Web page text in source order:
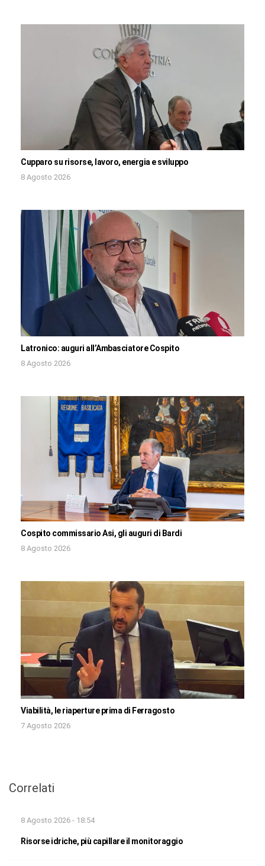
Cupparo su risorse, lavoro, energia e sviluppo
8 Agosto 2026
Latronico: auguri all’Ambasciatore Cospito
8 Agosto 2026
Cospito commissario Asi, gli auguri di Bardi
8 Agosto 2026
Viabilità, le riaperture prima di Ferragosto
7 Agosto 2026
Correlati
8 Agosto 2026 - 18:54
Risorse idriche, più capillare il monitoraggio